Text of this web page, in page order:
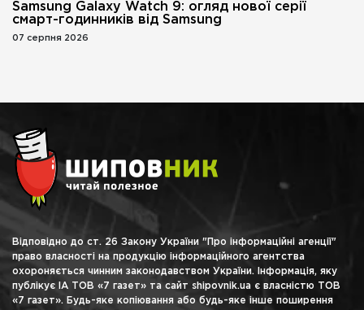
Samsung Galaxy Watch 9: огляд нової серії
смарт-годинників від Samsung
07 серпня 2026
Відповідно до ст. 26 Закону України "Про інформаційні агенції"
право власності на продукцію інформаційного агентства
охороняється чинним законодавством України. Інформація, яку
публікує ІА ТОВ «7 газет» та сайт shipovnik.ua є власністю ТОВ
«7 газет». Будь-яке копіювання або будь-яке інше поширення